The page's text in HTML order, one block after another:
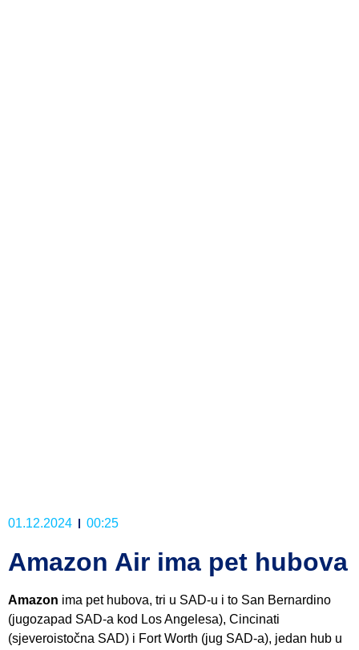
01.12.2024 00:25
Amazon Air ima pet hubova
Amazon ima pet hubova, tri u SAD-u i to San Bernardino
(jugozapad SAD-a kod Los Angelesa), Cincinati
(sjeveroistočna SAD) i Fort Worth (jug SAD-a), jedan hub u